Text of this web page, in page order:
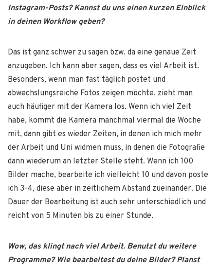
Instagram-Posts? Kannst du uns einen kurzen Einblick
in deinen Workflow geben?
Das ist ganz schwer zu sagen bzw. da eine genaue Zeit
anzugeben. Ich kann aber sagen, dass es viel Arbeit ist.
Besonders, wenn man fast täglich postet und
abwechslungsreiche Fotos zeigen möchte, zieht man
auch häufiger mit der Kamera los. Wenn ich viel Zeit
habe, kommt die Kamera manchmal viermal die Woche
mit, dann gibt es wieder Zeiten, in denen ich mich mehr
der Arbeit und Uni widmen muss, in denen die Fotografie
dann wiederum an letzter Stelle steht. Wenn ich 100
Bilder mache, bearbeite ich vielleicht 10 und davon poste
ich 3-4, diese aber in zeitlichem Abstand zueinander. Die
Dauer der Bearbeitung ist auch sehr unterschiedlich und
reicht von 5 Minuten bis zu einer Stunde.
Wow, das klingt nach viel Arbeit. Benutzt du weitere
Programme? Wie bearbeitest du deine Bilder? Planst